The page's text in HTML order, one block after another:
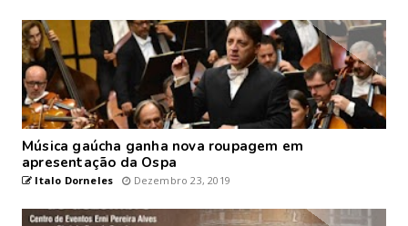
Música gaúcha ganha nova roupagem em
apresentação da Ospa
Italo Dorneles Dezembro 23, 2019